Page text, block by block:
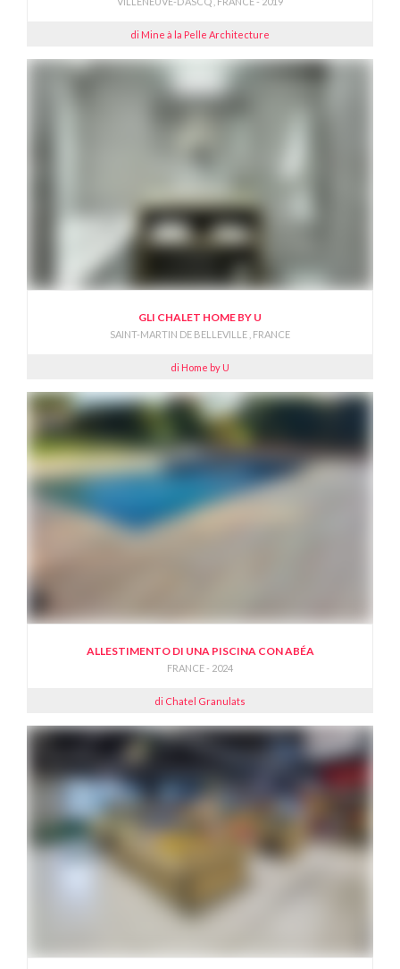
di Mine à la Pelle Architecture
GLI CHALET HOME BY U
SAINT-MARTIN DE BELLEVILLE , FRANCE
di Home by U
ALLESTIMENTO DI UNA PISCINA CON ABÉA
FRANCE - 2024
di Chatel Granulats